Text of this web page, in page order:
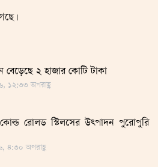
বেড়েছে ২ হাজার কোটি টাকা
১২:৩৩ অপরাহ্ণ
রোলড স্টিলসের উৎপাদন পুরোপুরি
৪:৩০ অপরাহ্ণ